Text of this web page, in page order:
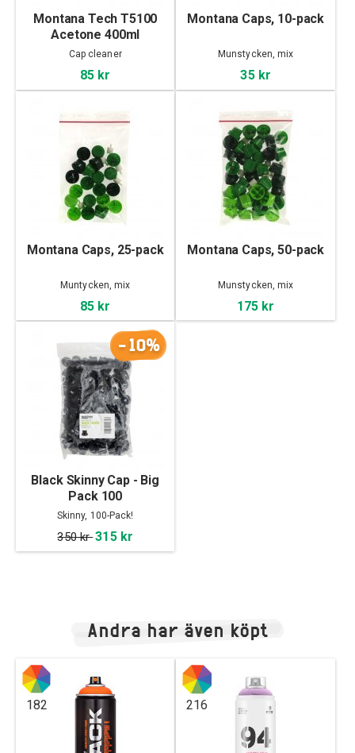
Montana Tech T5100
Acetone 400ml
Cap cleaner
85 kr
Montana Caps, 10-pack
Munstycken, mix
35 kr
Montana Caps, 25-pack
Muntycken, mix
85 kr
Montana Caps, 50-pack
Munstycken, mix
175 kr
-10%
Black Skinny Cap - Big
Pack 100
Skinny, 100-Pack!
350 kr315 kr
Andra har även köpt
182 216